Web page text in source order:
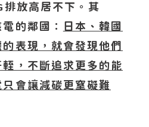
排放高居不下。其
的鄰國：
日本、韓國
表現，就會發現他們
，不斷追求更多的能
會讓減碳更窒礙難